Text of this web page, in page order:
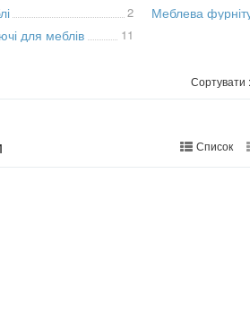
2
для меблів 11
Меблева
Сортувати :
Список